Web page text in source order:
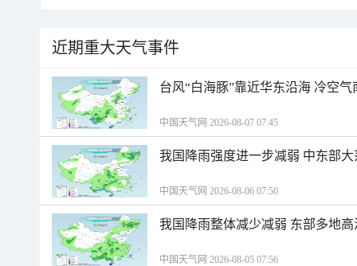
近期重大天气事件
台风“白海豚”靠近华东沿海 冷空
中国天气网 2026-08-07 07:45
我国降雨强度进一步减弱 中东部
中国天气网 2026-08-06 07:50
我国降雨整体减少减弱 东部多地
中国天气网 2026-08-05 07:56